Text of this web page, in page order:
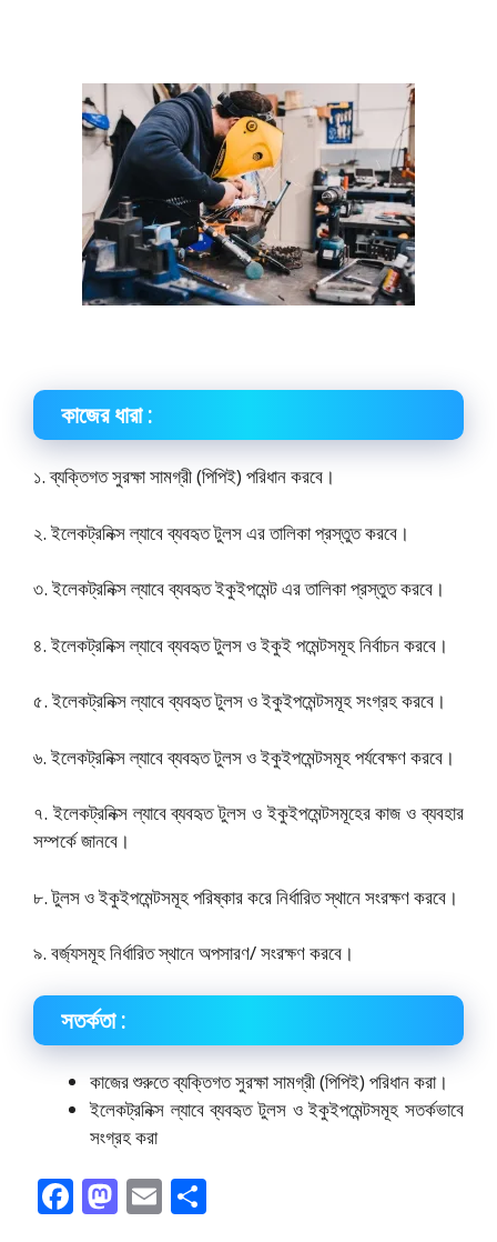
কাজের ধারা :
১. ব্যক্তিগত সুরক্ষা সামগ্রী (পিপিই) পরিধান করবে।
২. ইলেকট্রনিক্স ল্যাবে ব্যবহৃত টুলস এর তালিকা প্রস্তুত করবে।
৩. ইলেকট্রনিক্স ল্যাবে ব্যবহৃত ইকুইপমেন্ট এর তালিকা প্রস্তুত করবে।
৪. ইলেকট্রনিক্স ল্যাবে ব্যবহৃত টুলস ও ইকুই পমেন্টসমূহ নির্বাচন করবে।
৫. ইলেকট্রনিক্স ল্যাবে ব্যবহৃত টুলস ও ইকুইপমেন্টসমূহ সংগ্রহ করবে।
৬. ইলেকট্রনিক্স ল্যাবে ব্যবহৃত টুলস ও ইকুইপমেন্টসমূহ পর্যবেক্ষণ করবে।
৭. ইলেকট্রনিক্স ল্যাবে ব্যবহৃত টুলস ও ইকুইপমেন্টসমূহের কাজ ও ব্যবহার
সম্পর্কে জানবে।
৮. টুলস ও ইকুইপমেন্টসমূহ পরিষ্কার করে নির্ধারিত স্থানে সংরক্ষণ করবে।
৯. বর্জ্যসমূহ নির্ধারিত স্থানে অপসারণ/ সংরক্ষণ করবে।
সতর্কতা :
কাজের শুরুতে ব্যক্তিগত সুরক্ষা সামগ্রী (পিপিই) পরিধান করা।
ইলেকট্রনিক্স ল্যাবে ব্যবহৃত টুলস ও ইকুইপমেন্টসমূহ সতর্কভাবে
সংগ্রহ করা
F M E